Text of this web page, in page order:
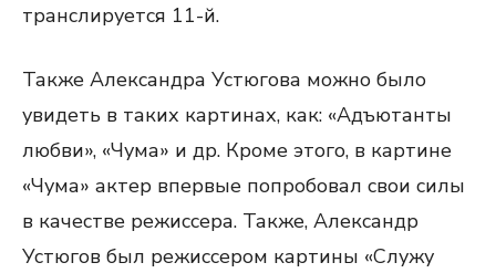
транслируется 11-й.
Также Александра Устюгова можно было
увидеть в таких картинах, как: «Адъютанты
любви», «Чума» и др. Кроме этого, в картине
«Чума» актер впервые попробовал свои силы
в качестве режиссера. Также, Александр
Устюгов был режиссером картины «Служу